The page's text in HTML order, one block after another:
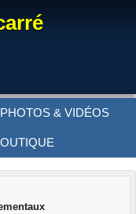
PHOTOS & VIDÉOS